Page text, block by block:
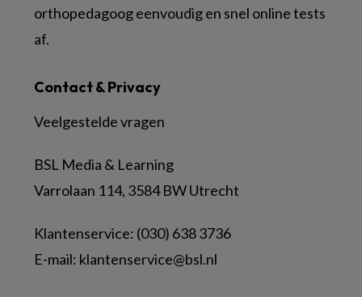
Contact & Privacy
Veelgestelde vragen
BSL Media & Learning
Varrolaan 114, 3584 BW Utrecht
Klantenservice: (030) 638 3736
E-mail: klantenservice@bsl.nl
orthopedagoog eenvoudig en snel online tests
af.